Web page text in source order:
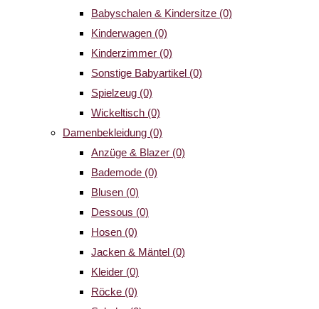
Babyschalen & Kindersitze (0)
Kinderwagen (0)
Kinderzimmer (0)
Sonstige Babyartikel (0)
Spielzeug (0)
Wickeltisch (0)
Damenbekleidung (0)
Anzüge & Blazer (0)
Bademode (0)
Blusen (0)
Dessous (0)
Hosen (0)
Jacken & Mäntel (0)
Kleider (0)
Röcke (0)